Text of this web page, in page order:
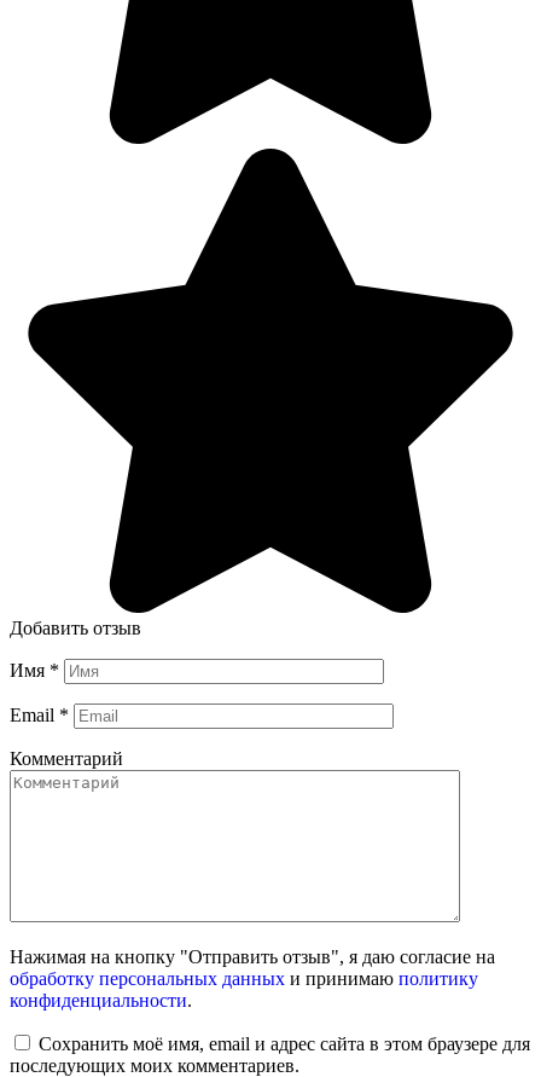
Добавить отзыв
Имя *
Email *
Комментарий
Нажимая на кнопку "Отправить отзыв", я даю согласие на
обработку персональных данных и принимаю политику
конфиденциальности.
Сохранить моё имя, email и адрес сайта в этом браузере для
последующих моих комментариев.